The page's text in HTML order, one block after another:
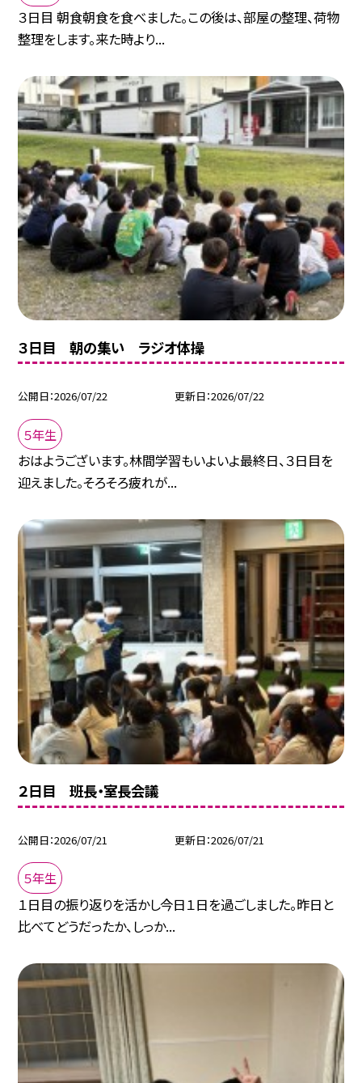
３日目 朝食朝食を食べました。この後は、部屋の整理、荷物
整理をします。来た時より...
３日目 朝の集い ラジオ体操
公開日 2026/07/22 更新日 2026/07/22
５年生
おはようございます。林間学習もいよいよ最終日、３日目を
迎えました。そろそろ疲れが...
２日目 班長・室長会議
公開日 2026/07/21 更新日 2026/07/21
５年生
１日目の振り返りを活かし今日１日を過ごしました。昨日と
比べてどうだったか、しっか...